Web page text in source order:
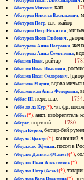
Абатуров Михаил, кап.
Абатуров Никита Васильевич,
Абатуров Петр, сек.-майор
Абатуров Петр Никитич,
Абатуров Яков Глебович,
Абатурова Анна Петровна,
Абатурова Анна Семеновна,
Абашев Иван, рейтар
Абашев Иван Иванович,
Абашев Иван Федорович,
Абашева Мария, вдова
Абашевская Анна Федоровна,
Аббас III, перс. шах
Аббе де ла Кур(*), чл. фр.
Аббот(*), англ.
Абграт, портной 1780
Абдул Керим, беглер-бей
Абдула Эфенди(*), конюший,
Абдуласах-Эфенди, посол в
Абдулов Даниил (Мамет)(*),
Абдулов Иван Алексеевич(*)
Абдулов Петр (Асак)(*),